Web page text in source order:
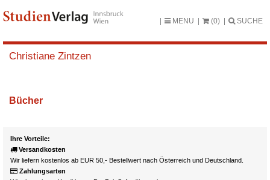
MENU (0) SUCHE
Christiane Zintzen
Bücher
Ihre Vorteile:
Versandkosten
Wir liefern kostenlos ab EUR 50,- Bestellwert nach Österreich und Deutschland.
Zahlungsarten